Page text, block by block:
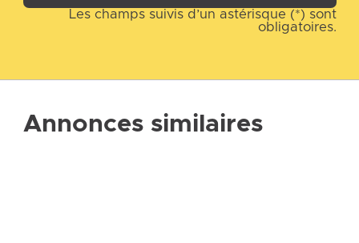
Les champs suivis d’un astérisque (*) sont
obligatoires.
Annonces similaires